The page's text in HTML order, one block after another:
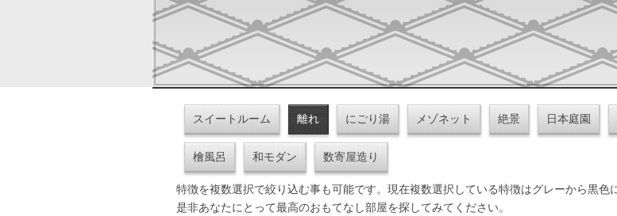
スイートルーム 離れ にごり湯 メゾネット 絶景 日本庭園
檜風呂 和モダン 数寄屋造り
特徴を複数選択で絞り込む事も可能です。現在複数選択している特徴はグレーから黒色
是非あなたにとって最高のおもてなし部屋を探してみてください。